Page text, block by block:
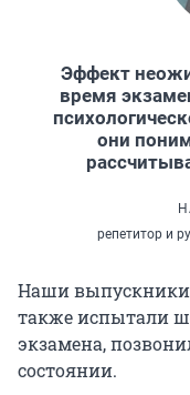
Эффект
время
они
репетитор и
Наши выпускники
также испытали
экзамена,
состоянии.